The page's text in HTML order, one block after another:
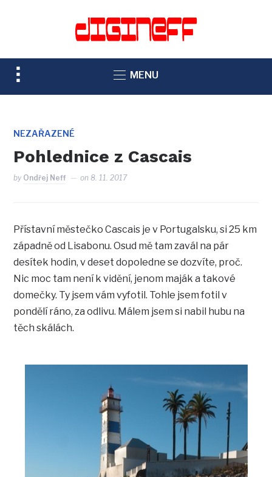
TOGGLE
SIDEBAR
NAVIGATION
MENU
NEZAŘAZENÉ
Pohlednice z Cascais
by Ondřej Neff on8. 11. 2017
Přístavní městečko Cascais je v Portugalsku, si 25 km
západně od Lisabonu. Osud mě tam zavál na pár
desítek hodin, v deset dopoledne se dozvíte, proč.
Nic moc tam není k vidění, jenom maják a takové
domečky. Ty jsem vám vyfotil. Tohle jsem fotil v
pondělí ráno, za odlivu. Málem jsem si nabil hubu na
těch skálách.